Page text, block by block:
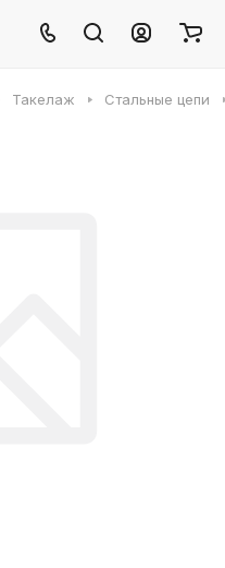
Такелаж Стальные цепи